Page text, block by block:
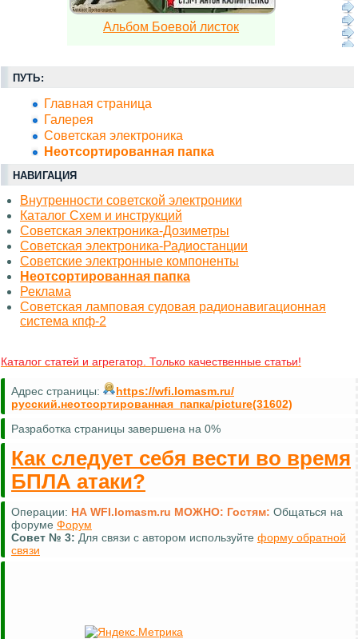
Альбом Боевой листок
ПУТЬ:
Главная страница
Галерея
Советская электроника
Неотсортированная папка
НАВИГАЦИЯ
Внутренности советской электроники
Каталог Схем и инструкций
Советская электроника-Дозиметры
Советская электроника-Радиостанции
Советские электронные компоненты
Неотсортированная папка
Реклама
Советская ламповая судовая радионавигационная
система кпф-2
Каталог статей и агрегатор. Только качественные статьи!
Адрес страницы:
https://wfi.lomasm.ru/
русский.неотсортированная_папка/picture(31602)
Разработка страницы завершена на 0%
Как следует себя вести во время
БПЛА атаки?
Операции: НА WFI.lomasm.ru МОЖНО: Гостям: Общаться на
форуме Форум
Совет № 3: Для связи с автором используйте форму обратной
связи